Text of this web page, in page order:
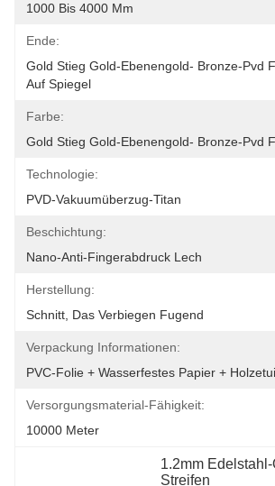
1000 Bis 4000 Mm
Ende:
Gold Stieg Gold-Ebenengold- Bronze-Pvd
Auf Spiegel
Farbe:
Gold Stieg Gold-Ebenengold- Bronze-Pvd
Technologie:
PVD-Vakuumüberzug-Titan
Beschichtung:
Nano-Anti-Fingerabdruck Lech
Herstellung:
Schnitt, Das Verbiegen Fugend
Verpackung Informationen:
PVC-Folie + Wasserfestes Papier + Holzetui
Versorgungsmaterial-Fähigkeit:
10000 Meter
1.2mm
Streifen